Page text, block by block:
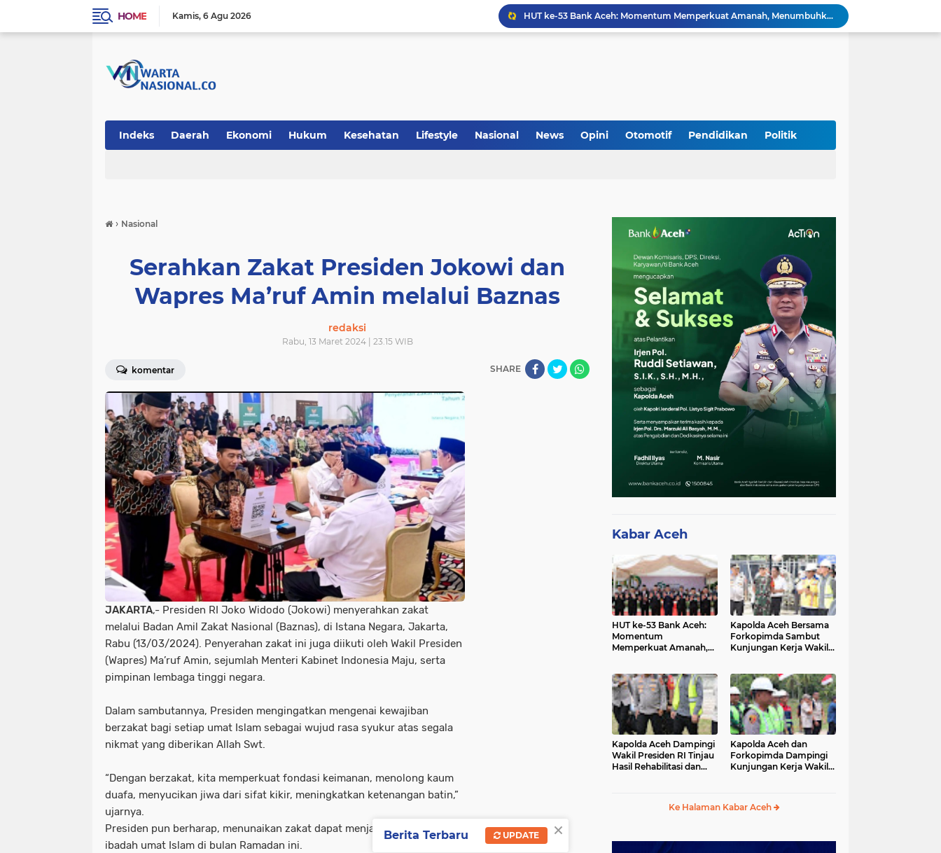
HOME Kamis 6 Agu 2026
Silaturahmi Lintas Sektor di Kuta Alam, TNI–Polri dan Desa Perkokoh Kebersamaan
Babinsa Peukan Bada Hadiri Rapat Lanjutan HUT RI ke-81, Perkuat Sinergi Lintas Sektor
Kak Na Promosi Wisata Surfing dan Hadiri Perayaan HUT 53 tahun BAS Simeulue
Indeks Daerah Ekonomi Hukum Kesehatan Lifestyle Nasional News Opini Otomotif Pendidikan Politik
› Nasional
Serahkan Zakat Presiden Jokowi dan
Wapres Ma’ruf Amin melalui Baznas
redaksi
Rabu, 13 Maret 2024 | 23.15 WIB
komentar SHARE
JAKARTA,- Presiden RI Joko Widodo (Jokowi) menyerahkan zakat
melalui Badan Amil Zakat Nasional (Baznas), di Istana Negara, Jakarta,
Rabu (13/03/2024). Penyerahan zakat ini juga diikuti oleh Wakil Presiden
(Wapres) Ma’ruf Amin, sejumlah Menteri Kabinet Indonesia Maju, serta
pimpinan lembaga tinggi negara.
Dalam sambutannya, Presiden mengingatkan mengenai kewajiban
berzakat bagi setiap umat Islam sebagai wujud rasa syukur atas segala
nikmat yang diberikan Allah Swt.
“Dengan berzakat, kita memperkuat fondasi keimanan, menolong kaum
duafa, menyucikan jiwa dari sifat kikir, meningkatkan ketenangan batin,”
ujarnya.
Presiden pun berharap, menunaikan zakat dapat menjadi penyempurna
ibadah umat Islam di bulan Ramadan ini.
Kabar Aceh
HUT ke-53 Bank Aceh:
Momentum
Memperkuat Amanah,
Kapolda Aceh Bersama
Forkopimda Sambut
Kunjungan Kerja Wakil
Kapolda Aceh Dampingi
Wakil Presiden RI Tinjau
Hasil Rehabilitasi dan
Kapolda Aceh dan
Forkopimda Dampingi
Kunjungan Kerja Wakil
Ke Halaman Kabar Aceh
×
Berita Terbaru UPDATE